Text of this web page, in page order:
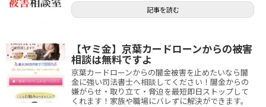
記事を読む
【ヤミ金】京葉カードローンからの被害
相談は無料ですよ
京葉カードローンからの闇金被害を止めたいなら闇
金に強い司法書士へ相談してください！闇金からの
嫌がらせ・取り立て・脅迫を最短即日ストップして
くれます！家族や職場にバレずに解決ができます。